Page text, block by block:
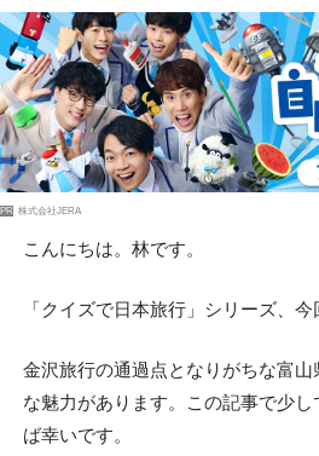
PR 株式会社JERA
こんにちは。林です。
「クイズで日本旅行」シリーズ、今
金沢旅行の通過点となりがちな富山
な魅力があります。この記事で少
ば幸いです。